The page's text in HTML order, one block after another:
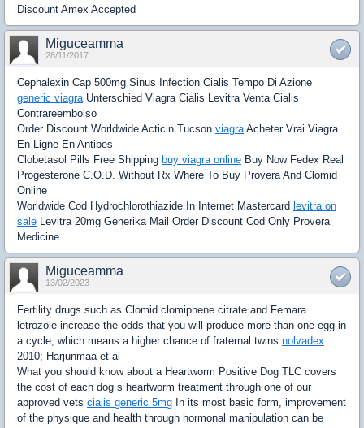
Discount Amex Accepted
Miguceamma
28/11/2017
Cephalexin Cap 500mg Sinus Infection Cialis Tempo Di Azione
generic viagra Unterschied Viagra Cialis Levitra Venta Cialis
Contrareembolso
Order Discount Worldwide Acticin Tucson viagra Acheter Vrai Viagra
En Ligne En Antibes
Clobetasol Pills Free Shipping buy viagra online Buy Now Fedex Real
Progesterone C.O.D. Without Rx Where To Buy Provera And Clomid
Online
Worldwide Cod Hydrochlorothiazide In Internet Mastercard levitra on
sale Levitra 20mg Generika Mail Order Discount Cod Only Provera
Medicine
Miguceamma
13/02/2023
Fertility drugs such as Clomid clomiphene citrate and Femara
letrozole increase the odds that you will produce more than one egg in
a cycle, which means a higher chance of fraternal twins nolvadex
2010; Harjunmaa et al
What you should know about a Heartworm Positive Dog TLC covers
the cost of each dog s heartworm treatment through one of our
approved vets cialis generic 5mg In its most basic form, improvement
of the physique and health through hormonal manipulation can be